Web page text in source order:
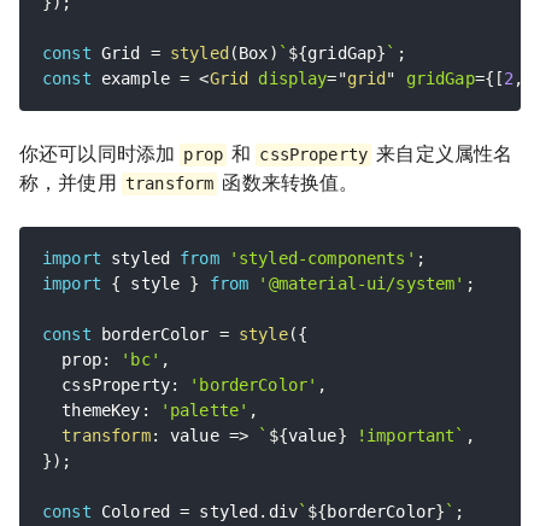
const Grid = styled (Box) ` ${gridGap} ` ;
const example = <Grid display="grid " gridGap={ [2 ,
你还可以同时添加 prop 和 cssProperty 来自定义属性名
称，并使用 transform 函数来转换值。
import styled from 'styled-components' ;
import
{ style } from '@material-ui/system' ;
const borderColor = style({
  prop
: 'bc' ,
  cssProperty
: 'borderColor' ,
  themeKey
: 'palette' ,
transform: value => ` ${value} !important ` ,
}) ;
const Colored = styled . div` ${borderColor} ` ;